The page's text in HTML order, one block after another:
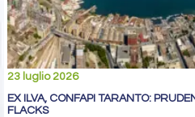
23 luglio 2026
EX ILVA, CONFAPI TARANTO:
FLACKS